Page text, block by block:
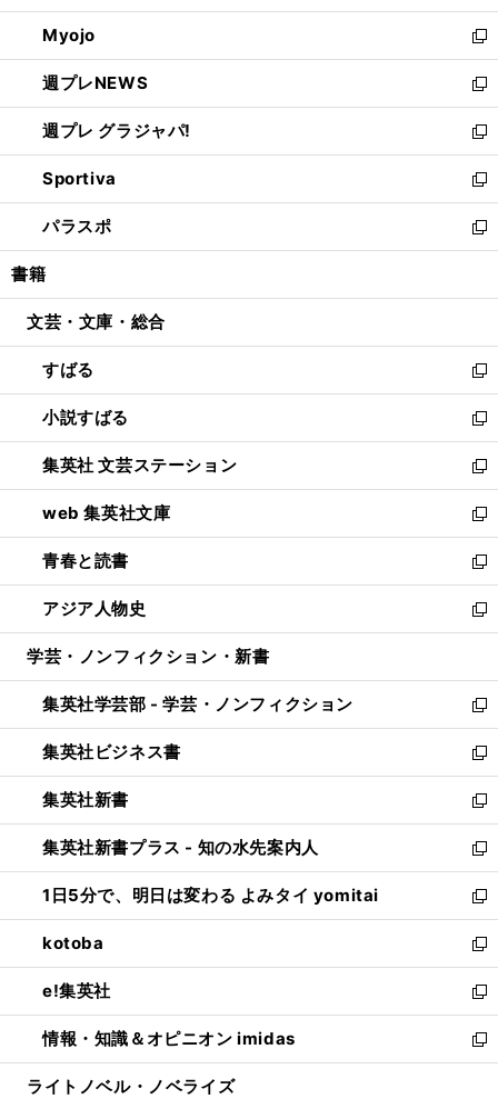
開
く
ウ
で
開
く
ン
ド
ウ
で
開
く
ウ
ィ
ン
ド
ウ
で
開
く
Myojo
新
し
い
ウ
ィ
ン
ド
ウ
で
開
週プレNEWS
新
し
い
ウ
ィ
ン
ド
ウ
開
週プレ グラジャパ!
新
し
い
ウ
ィ
ン
ウ
開
く
Sportiva
新
し
い
ウ
ン
ウ
で
開
く
パラスポ
新
し
ウ
ン
ド
ウ
で
開
く
書籍
文芸・文庫・総合
すばる
新
し
い
ウ
ィ
ン
ド
ウ
で
開
く
小説すばる
新
し
い
ウ
ィ
ン
ド
ウ
で
開
集英社 文芸ステーション
新
し
い
ウ
ィ
ン
ド
ウ
開
く
web 集英社文庫
新
し
い
ウ
ィ
ン
ウ
で
開
く
青春と読書
新
し
い
ウ
ン
ド
ウ
で
開
く
アジア人物史
新
し
ウ
ィ
ン
ド
ウ
で
開
く
学芸・ノンフィクション・新書
集英社学芸部 - 学芸・ノンフィクション
新
し
い
ウ
ィ
ン
ド
ウ
で
開
く
集英社ビジネス書
新
し
い
ウ
ィ
ン
ド
ウ
で
開
く
集英社新書
新
し
い
ウ
ィ
ン
ド
ウ
で
開
く
集英社新書プラス - 知の水先案内人
新
し
い
ウ
ィ
ン
ド
ウ
で
開
1日5分で、明日は変わる よみタイ yomitai
新
し
い
ウ
ィ
ン
ド
ウ
kotoba
新
し
い
ウ
ィ
ン
e!集英社
新
し
い
ウ
情報・知識＆オピニオン imidas
新
し
ライトノベル・ノベライズ